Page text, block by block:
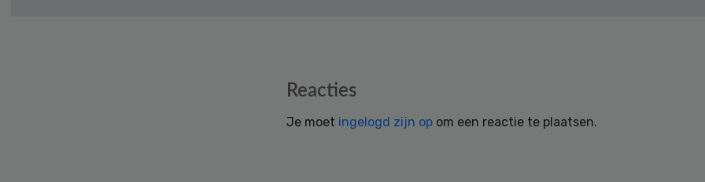
Reacties
Je moet ingelogd zijn op om een reactie te plaatsen.